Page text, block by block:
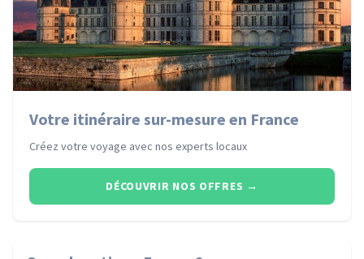
Votre itinéraire sur-mesure en France
Créez votre voyage avec nos experts locaux
DÉCOUVRIR NOS OFFRES →